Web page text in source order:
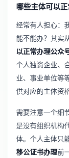
哪些主体可以
经常有人担心：
能不能办？其实
以正常办理公众
个人独资企业、
业、事业单位等
供对应的主体资
需要注意一个细
是没有组织机构
体。个人主体只
移公证书办理前